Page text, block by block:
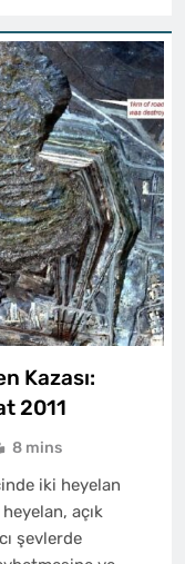
Kazası:
2011
8 mins
iki heyelan
açık
şevlerde